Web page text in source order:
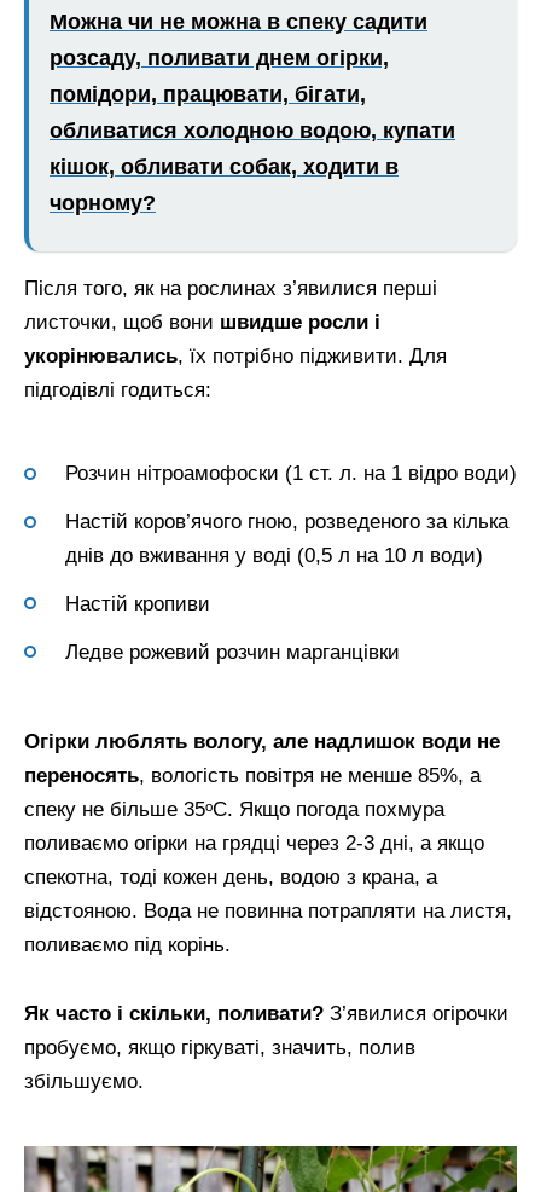
Можна чи не можна в спеку садити
розсаду, поливати днем огірки,
помідори, працювати, бігати,
обливатися холодною водою, купати
кішок, обливати собак, ходити в
чорному?
Після того, як на рослинах з’явилися перші
листочки, щоб вони швидше росли і
укорінювались, їх потрібно підживити. Для
підгодівлі годиться:
Розчин нітроамофоски (1 ст. л. на 1 відро води)
Настій коров’ячого гною, розведеного за кілька
днів до вживання у воді (0,5 л на 10 л води)
Настій кропиви
Ледве рожевий розчин марганцівки
Огірки люблять вологу, але надлишок води не
переносять, вологість повітря не менше 85%, а
спеку не більше 35ᵒC. Якщо погода похмура
поливаємо огірки на грядці через 2-3 дні, а якщо
спекотна, тоді кожен день, водою з крана, а
відстояною. Вода не повинна потрапляти на листя,
поливаємо під корінь.
Як часто і скільки, поливати? З’явилися огірочки
пробуємо, якщо гіркуваті, значить, полив
збільшуємо.